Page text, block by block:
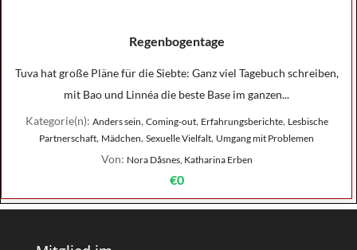
Regenbogentage
Tuva hat große Pläne für die Siebte: Ganz viel Tagebuch schreiben,
mit Bao und Linnéa die beste Base im ganzen...
Kategorie(n): Anders sein, Coming-out, Erfahrungsberichte, Lesbische
Partnerschaft, Mädchen, Sexuelle Vielfalt, Umgang mit Problemen
Von: Nora Dåsnes, Katharina Erben
€0